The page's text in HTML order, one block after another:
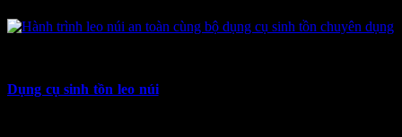
Dụng cụ sinh tồn leo núilà thứ bạn không thể xem nhẹ trong mỗi